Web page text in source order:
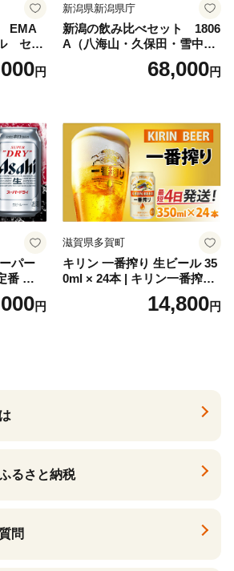
EMA
セッ
味 酒
クラフ
テル
ロッ
ク 】
円
新潟県新潟県庁
新潟の飲み比べセット 1806
A（八海山・久保田・雪中
梅・越乃寒梅・かたふね・千
68,000円
パー
番 ビー
ルコー
円
滋賀県多賀町
キリン 一番搾り 生ビール 35
0ml × 24本 | キリン一番搾り
キリンビール 一番搾り ビー
ル 24缶 きりんいちばんしぼ
14,800円
るさと納税
問